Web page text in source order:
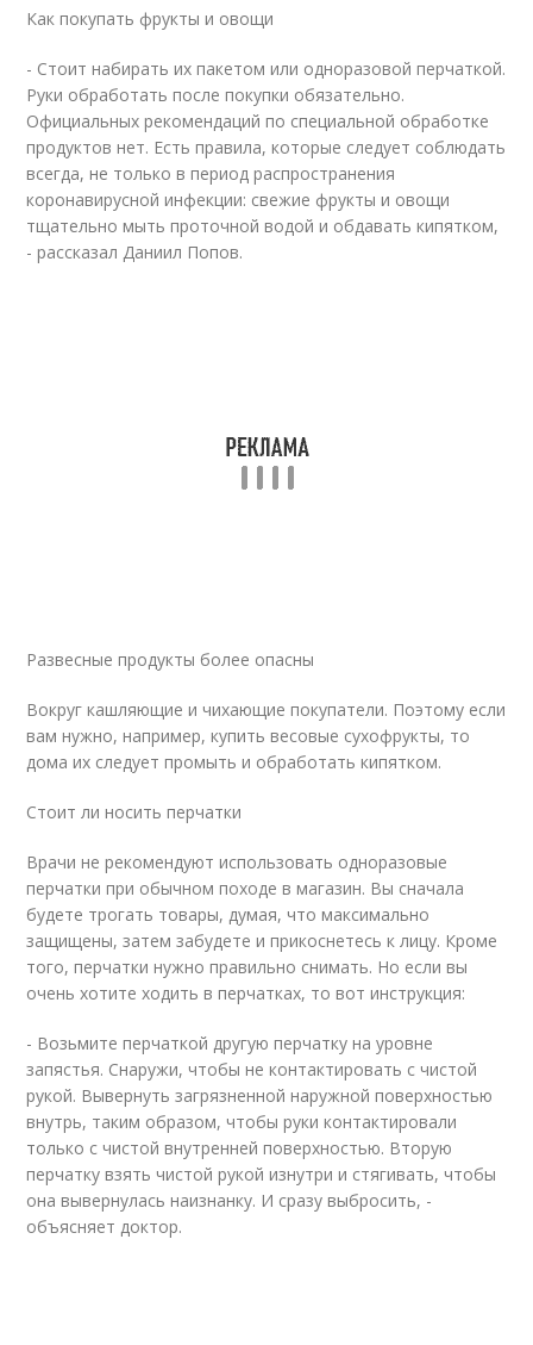
Как покупать фрукты и овощи
- Стоит набирать их пакетом или одноразовой перчаткой.
Руки обработать после покупки обязательно.
Официальных рекомендаций по специальной обработке
продуктов нет. Есть правила, которые следует соблюдать
всегда, не только в период распространения
коронавирусной инфекции: свежие фрукты и овощи
тщательно мыть проточной водой и обдавать кипятком,
- рассказал Даниил Попов.
Развесные продукты более опасны
Вокруг кашляющие и чихающие покупатели. Поэтому если
вам нужно, например, купить весовые сухофрукты, то
дома их следует промыть и обработать кипятком.
Стоит ли носить перчатки
Врачи не рекомендуют использовать одноразовые
перчатки при обычном походе в магазин. Вы сначала
будете трогать товары, думая, что максимально
защищены, затем забудете и прикоснетесь к лицу. Кроме
того, перчатки нужно правильно снимать. Но если вы
очень хотите ходить в перчатках, то вот инструкция:
- Возьмите перчаткой другую перчатку на уровне
запястья. Снаружи, чтобы не контактировать с чистой
рукой. Вывернуть загрязненной наружной поверхностью
внутрь, таким образом, чтобы руки контактировали
только с чистой внутренней поверхностью. Вторую
перчатку взять чистой рукой изнутри и стягивать, чтобы
она вывернулась наизнанку. И сразу выбросить, -
объясняет доктор.